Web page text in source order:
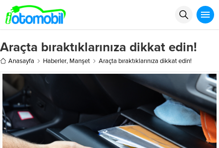
Araçta bıraktıklarınıza dikkat edin!
Anasayfa Haberler, Manşet Araçta bıraktıklarınıza dikkat edin!